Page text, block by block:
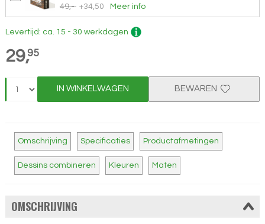
49,- +34,50 Meer info
Levertijd: ca. 15 - 30 werkdagen
29,95
IN WINKELWAGEN BEWAREN
Omschrijving Specificaties Productafmetingen
Dessins combineren Kleuren Maten
OMSCHRIJVING